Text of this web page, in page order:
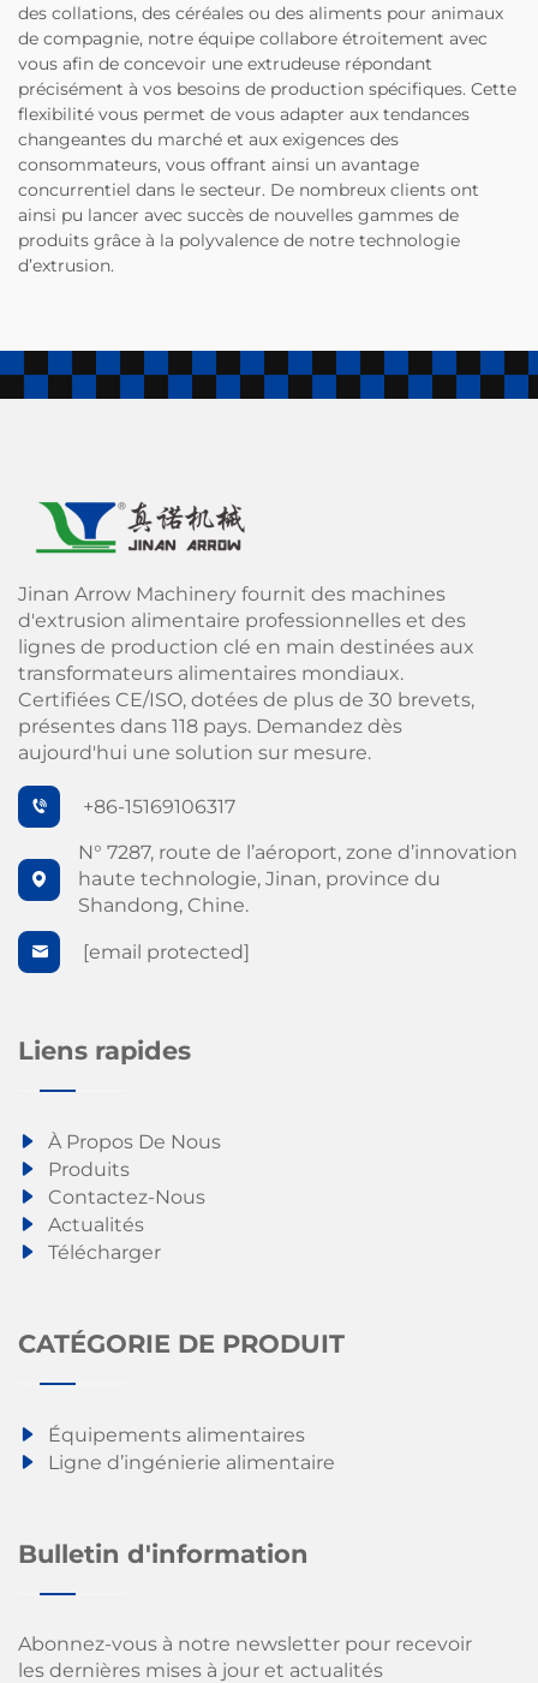
des collations, des céréales ou des aliments pour animaux
de compagnie, notre équipe collabore étroitement avec
vous afin de concevoir une extrudeuse répondant
précisément à vos besoins de production spécifiques. Cette
flexibilité vous permet de vous adapter aux tendances
changeantes du marché et aux exigences des
consommateurs, vous offrant ainsi un avantage
concurrentiel dans le secteur. De nombreux clients ont
ainsi pu lancer avec succès de nouvelles gammes de
produits grâce à la polyvalence de notre technologie
d’extrusion.
Jinan Arrow Machinery fournit des machines
d'extrusion alimentaire professionnelles et des
lignes de production clé en main destinées aux
transformateurs alimentaires mondiaux.
Certifiées CE/ISO, dotées de plus de 30 brevets,
présentes dans 118 pays. Demandez dès
aujourd'hui une solution sur mesure.
+86-15169106317
N° 7287, route de l’aéroport, zone d’innovation
haute technologie, Jinan, province du
Shandong, Chine.
[email protected]
Liens rapides
À Propos De Nous
Produits
Contactez-Nous
Actualités
Télécharger
CATÉGORIE DE PRODUIT
Équipements alimentaires
Ligne d’ingénierie alimentaire
Bulletin d'information
Abonnez-vous à notre newsletter pour recevoir
les dernières mises à jour et actualités